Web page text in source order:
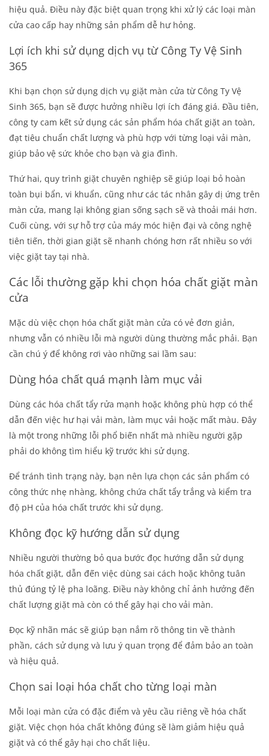
hiệu quả. Điều này đặc biệt quan trọng khi xử lý các loại màn
cửa cao cấp hay những sản phẩm dễ hư hỏng.
Lợi ích khi sử dụng dịch vụ từ Công Ty Vệ Sinh
365
Khi bạn chọn sử dụng dịch vụ giặt màn cửa từ Công Ty Vệ
Sinh 365, bạn sẽ được hưởng nhiều lợi ích đáng giá. Đầu tiên,
công ty cam kết sử dụng các sản phẩm hóa chất giặt an toàn,
đạt tiêu chuẩn chất lượng và phù hợp với từng loại vải màn,
giúp bảo vệ sức khỏe cho bạn và gia đình.
Thứ hai, quy trình giặt chuyên nghiệp sẽ giúp loại bỏ hoàn
toàn bụi bẩn, vi khuẩn, cũng như các tác nhân gây dị ứng trên
màn cửa, mang lại không gian sống sạch sẽ và thoải mái hơn.
Cuối cùng, với sự hỗ trợ của máy móc hiện đại và công nghệ
tiên tiến, thời gian giặt sẽ nhanh chóng hơn rất nhiều so với
việc giặt tay tại nhà.
Các lỗi thường gặp khi chọn hóa chất giặt màn
cửa
Mặc dù việc chọn hóa chất giặt màn cửa có vẻ đơn giản,
nhưng vẫn có nhiều lỗi mà người dùng thường mắc phải. Bạn
cần chú ý để không rơi vào những sai lầm sau:
Dùng hóa chất quá mạnh làm mục vải
Dùng các hóa chất tẩy rửa mạnh hoặc không phù hợp có thể
dẫn đến việc hư hại vải màn, làm mục vải hoặc mất màu. Đây
là một trong những lỗi phổ biến nhất mà nhiều người gặp
phải do không tìm hiểu kỹ trước khi sử dụng.
Để tránh tình trạng này, bạn nên lựa chọn các sản phẩm có
công thức nhẹ nhàng, không chứa chất tẩy trắng và kiểm tra
độ pH của hóa chất trước khi sử dụng.
Không đọc kỹ hướng dẫn sử dụng
Nhiều người thường bỏ qua bước đọc hướng dẫn sử dụng
hóa chất giặt, dẫn đến việc dùng sai cách hoặc không tuân
thủ đúng tỷ lệ pha loãng. Điều này không chỉ ảnh hưởng đến
chất lượng giặt mà còn có thể gây hại cho vải màn.
Đọc kỹ nhãn mác sẽ giúp bạn nắm rõ thông tin về thành
phần, cách sử dụng và lưu ý quan trọng để đảm bảo an toàn
và hiệu quả.
Chọn sai loại hóa chất cho từng loại màn
Mỗi loại màn cửa có đặc điểm và yêu cầu riêng về hóa chất
giặt. Việc chọn hóa chất không đúng sẽ làm giảm hiệu quả
giặt và có thể gây hại cho chất liệu.